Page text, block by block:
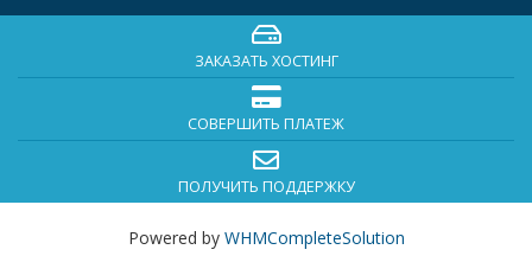
ЗАКАЗАТЬ ХОСТИНГ
СОВЕРШИТЬ ПЛАТЕЖ
ПОЛУЧИТЬ ПОДДЕРЖКУ
Powered by WHMCompleteSolution